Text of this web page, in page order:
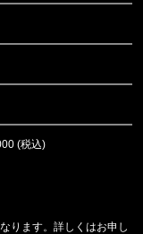
(税込)
ります。詳しくはお申し